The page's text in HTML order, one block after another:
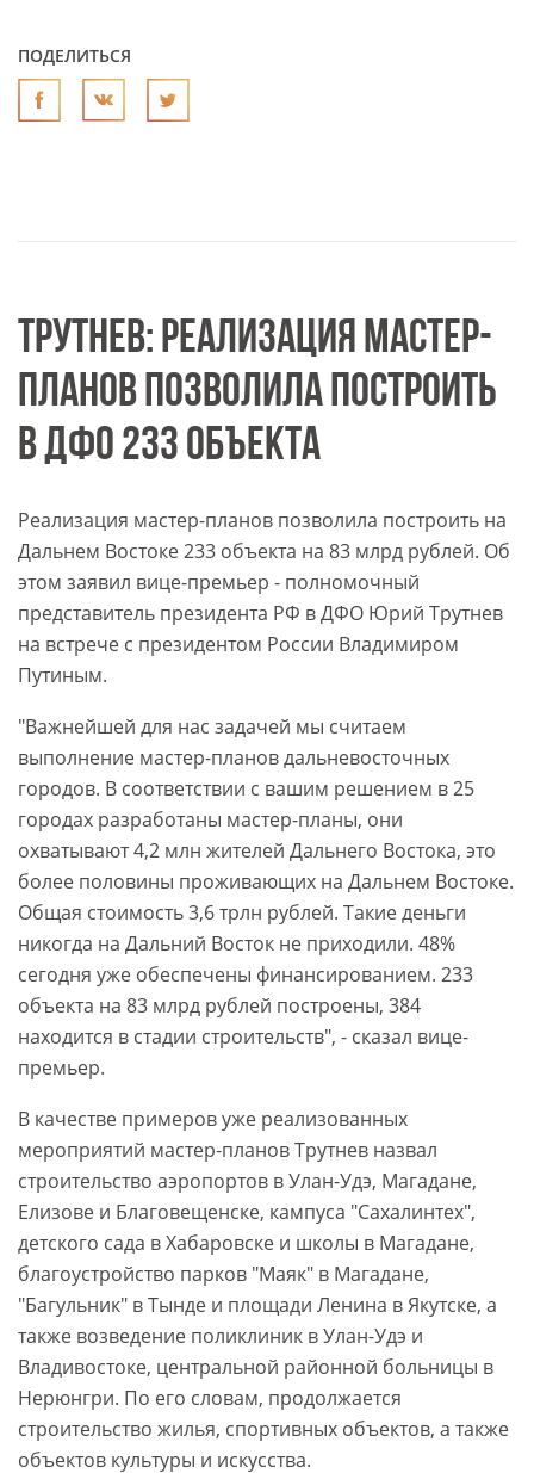
ПОДЕЛИТЬСЯ
ТРУТНЕВ: РЕАЛИЗАЦИЯ МАСТЕР-
ПЛАНОВ ПОЗВОЛИЛА ПОСТРОИТЬ
В ДФО 233 ОБЪЕКТА
Реализация мастер-планов позволила построить на
Дальнем Востоке 233 объекта на 83 млрд рублей. Об
этом заявил вице-премьер - полномочный
представитель президента РФ в ДФО Юрий Трутнев
на встрече с президентом России Владимиром
Путиным.
"Важнейшей для нас задачей мы считаем
выполнение мастер-планов дальневосточных
городов. В соответствии с вашим решением в 25
городах разработаны мастер-планы, они
охватывают 4,2 млн жителей Дальнего Востока, это
более половины проживающих на Дальнем Востоке.
Общая стоимость 3,6 трлн рублей. Такие деньги
никогда на Дальний Восток не приходили. 48%
сегодня уже обеспечены финансированием. 233
объекта на 83 млрд рублей построены, 384
находится в стадии строительств", - сказал вице-
премьер.
В качестве примеров уже реализованных
мероприятий мастер-планов Трутнев назвал
строительство аэропортов в Улан-Удэ, Магадане,
Елизове и Благовещенске, кампуса "Сахалинтех",
детского сада в Хабаровске и школы в Магадане,
благоустройство парков "Маяк" в Магадане,
"Багульник" в Тынде и площади Ленина в Якутске, а
также возведение поликлиник в Улан-Удэ и
Владивостоке, центральной районной больницы в
Нерюнгри. По его словам, продолжается
строительство жилья, спортивных объектов, а также
объектов культуры и искусства.